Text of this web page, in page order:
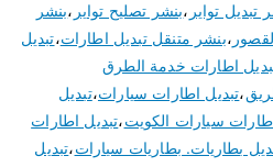
تبديل تواير ،بنشر تصليح تواير ،بنشر
،بنشر متنقل تبديل اطارات،تبديل
اطارات خدمة الطرق
،تبديل اطارات سيارات،تبديل
سيارات الكويت،تبديل اطارات
بطاريات. بطاريات سيارات،تبديل